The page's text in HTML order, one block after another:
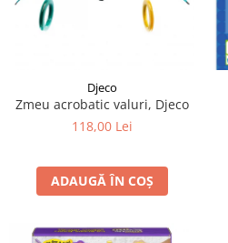
Djeco
Zmeu acrobatic valuri, Djeco
118,00 Lei
ADAUGĂ ÎN COȘ